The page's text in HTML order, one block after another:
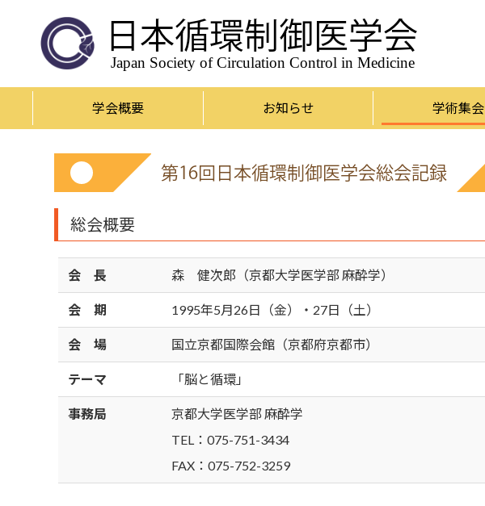
日本循環制御医学会
Japan Society of Circulation Control in Medicine
学会概要 お知らせ 学術集会
第16回日本循環制御医学会総会記録
総会概要
会 長 森 健次郎（京都大学医学部 麻酔学）
会 期 1995年5月26日（金）・27日（土）
会 場 国立京都国際会館（京都府京都市）
テーマ 「脳と循環」
事務局
京都大学医学部 麻酔学
TEL：075-751-3434
FAX：075-752-3259